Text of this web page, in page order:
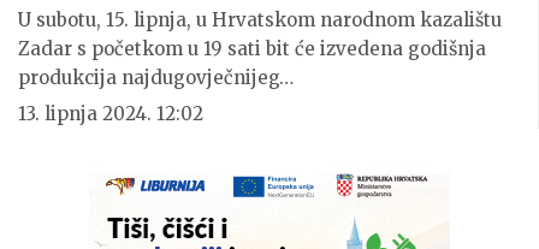
U subotu, 15. lipnja, u Hrvatskom narodnom kazalištu
Zadar s početkom u 19 sati bit će izvedena godišnja
produkcija najdugovječnijeg…
13. lipnja 2024. 12:02